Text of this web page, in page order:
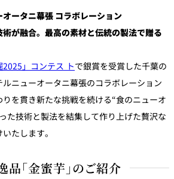
ータニ幕張 コラボレーション
が融合。最高の素材と伝統の製法で贈る
2025」コンテス トで銀賞を受賞した千葉の
ニューオータニ幕張のコラボレーション
を貫き新たな挑戦を続ける“食のニューオ
た技術と製法を結集して作り上げた贅沢な
たします。
品「金蜜芋」のご紹介